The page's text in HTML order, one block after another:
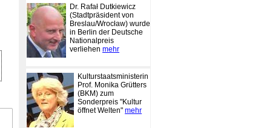
Dr. Rafał Dutkiewicz
(Stadtpräsident von
Breslau/Wrocław) wurde
in Berlin der Deutsche
Nationalpreis
verliehen mehr
Kulturstaatsministerin
Prof. Monika Grütters
(BKM) zum
Sonderpreis "Kultur
öffnet Welten" mehr